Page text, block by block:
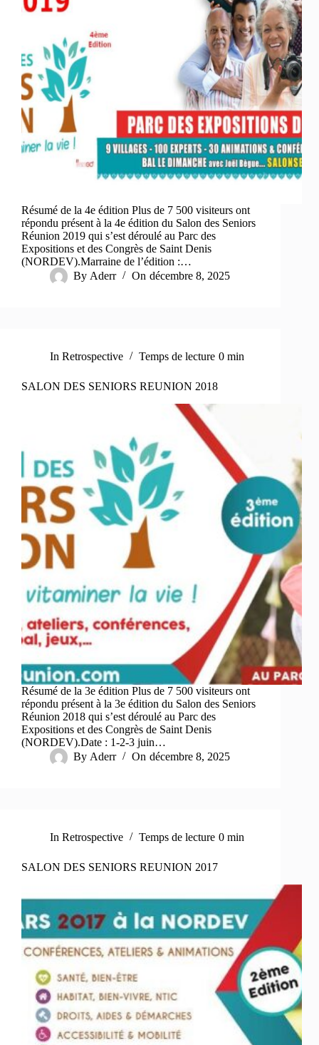
Résumé de la 4e édition Plus de 7 500 visiteurs ont
répondu présent à la 4e édition du Salon des Seniors
Réunion 2019 qui s’est déroulé au Parc des
Expositions et des Congrès de Saint Denis
(NORDEV).Marraine de l’édition :…
By Aderr On décembre 8, 2025
In Retrospective Temps de lecture 0 min
SALON DES SENIORS REUNION 2018
Résumé de la 3e édition Plus de 7 500 visiteurs ont
répondu présent à la 3e édition du Salon des Seniors
Réunion 2018 qui s’est déroulé au Parc des
Expositions et des Congrès de Saint Denis
(NORDEV).Date : 1-2-3 juin…
By Aderr On décembre 8, 2025
In Retrospective Temps de lecture 0 min
SALON DES SENIORS REUNION 2017